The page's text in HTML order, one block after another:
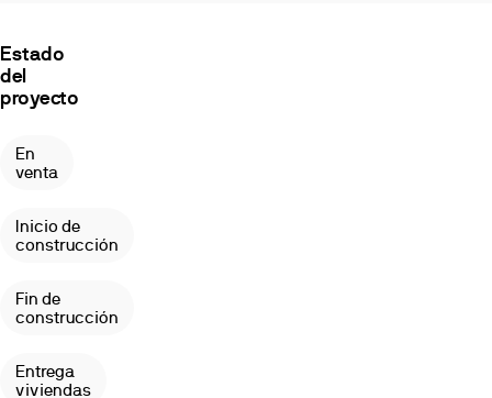
amplios
jardines,
situado
barrio
de
Nou
en
Sant
d’Alacant,
Estado
del
proyecto
En
venta
Inicio de
construcción
Fin de
construcción
Entrega
viviendas